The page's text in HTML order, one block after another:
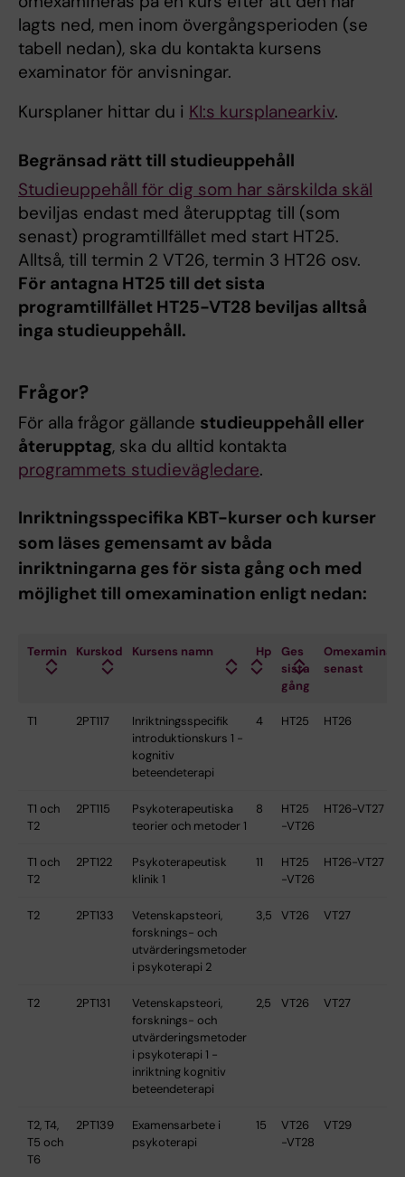
lagts ned, men inom övergångsperioden (se
tabell nedan), ska du kontakta kursens
examinator för anvisningar.
Kursplaner hittar du i KI:s kursplanearkiv.
Begränsad rätt till studieuppehåll
Studieuppehåll för dig som har särskilda skäl
beviljas endast med återupptag till (som
senast) programtillfället med start HT25.
Alltså, till termin 2 VT26, termin 3 HT26 osv.
För antagna HT25 till det sista
programtillfället HT25-VT28 beviljas alltså
inga studieuppehåll.
Frågor?
För alla frågor gällande studieuppehåll eller
återupptag, ska du alltid kontakta
programmets studievägledare.
Inriktningsspecifika KBT-kurser och kurser
som läses gemensamt av båda
inriktningarna ges för sista gång och med
möjlighet till omexamination enligt nedan:
Termin Kurskod Kursens namn Hp
Ges
sista
gång
senast
T1 2PT117
Inriktningsspecifik
introduktionskurs 1 -
kognitiv
beteendeterapi
4 HT25 HT26
T1 och
T2
2PT115
Psykoterapeutiska
teorier och metoder 1
8
HT25
-VT26
HT26-VT27
T1 och
T2
2PT122
Psykoterapeutisk
klinik 1
11
HT25
-VT26
HT26-VT27
T2 2PT133
Vetenskapsteori,
forsknings- och
utvärderingsmetoder
i psykoterapi 2
3,5 VT26 VT27
T2 2PT131
Vetenskapsteori,
forsknings- och
utvärderingsmetoder
i psykoterapi 1 -
inriktning kognitiv
beteendeterapi
2,5 VT26 VT27
T2, T4,
T5 och
T6
2PT139
Examensarbete i
psykoterapi
15
VT26
-VT28
VT29